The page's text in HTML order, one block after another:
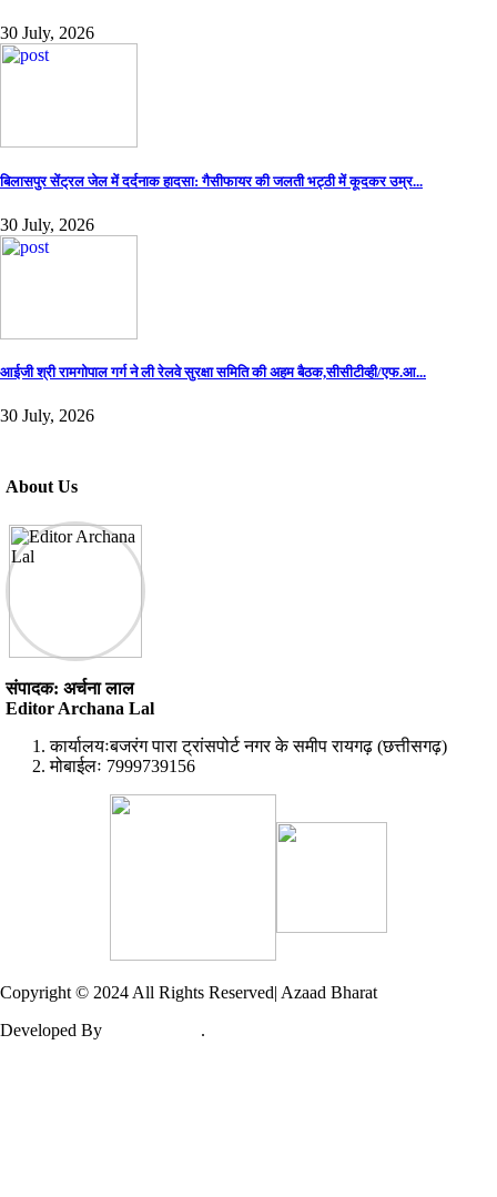
30 July, 2026
बिलासपुर सेंट्रल जेल में दर्दनाक हादसा: गैसीफायर की जलती भट्ठी में कूदकर उम्र...
30 July, 2026
आईजी श्री रामगोपाल गर्ग ने ली रेलवे सुरक्षा समिति की अहम बैठक,सीसीटीव्ही/एफ.आ...
30 July, 2026
About Us
संपादक: अर्चना लाल
Editor Archana Lal
कार्यालयःबजरंग पारा ट्रांसपोर्ट नगर के समीप रायगढ़ (छत्तीसगढ़)
मोबाईलः 7999739156
Copyright © 2024 All Rights Reserved| Azaad Bharat
Developed By
.